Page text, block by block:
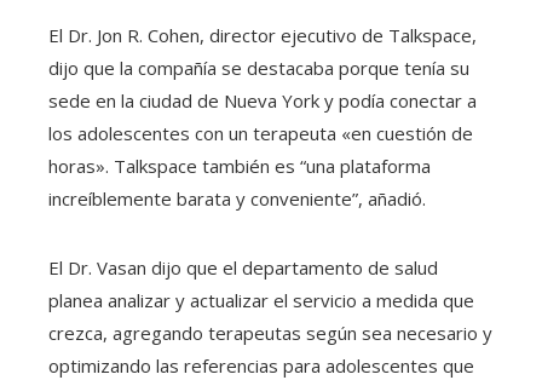
El Dr. Jon R. Cohen, director ejecutivo de Talkspace,
dijo que la compañía se destacaba porque tenía su
sede en la ciudad de Nueva York y podía conectar a
los adolescentes con un terapeuta «en cuestión de
horas». Talkspace también es “una plataforma
increíblemente barata y conveniente”, añadió.
El Dr. Vasan dijo que el departamento de salud
planea analizar y actualizar el servicio a medida que
crezca, agregando terapeutas según sea necesario y
optimizando las referencias para adolescentes que